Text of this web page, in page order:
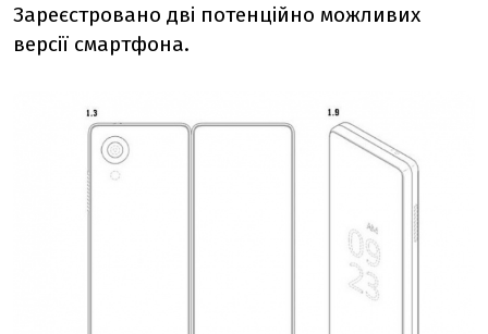
Зареєстровано дві потенційно можливих
версії смартфона.